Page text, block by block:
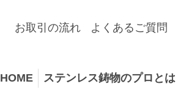
HOME ステンレス鋳物のプロとは
お取引の流れ よくあるご質問